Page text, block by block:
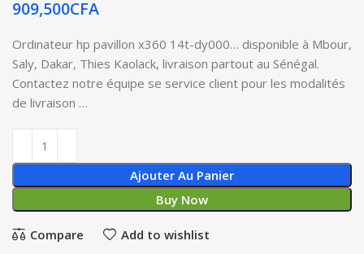
909,500CFA
Ordinateur hp pavillon x360 14t-dy000… disponible à Mbour,
Saly, Dakar, Thies Kaolack, livraison partout au Sénégal.
Contactez notre équipe se service client pour les modalités
de livraison …
Ajouter Au Panier
Buy Now
Compare Add to wishlist